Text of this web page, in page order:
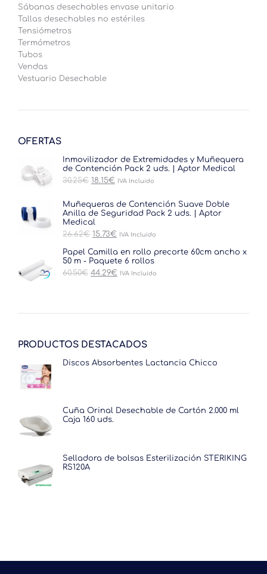
Sábanas desechables envase unitario
Tallas desechables no estériles
Tensiómetros
Termómetros
Tubos
Vendas
Vestuario Desechable
OFERTAS
Inmovilizador de Extremidades y Muñequera
de Contención Pack 2 uds. | Aptor Medical
30.25€ El
era:
30.25€.
18.15€ El
es:
18.15€.
IVA Incluido
Muñequeras de Contención Suave Doble
Anilla de Seguridad Pack 2 uds. | Aptor
Medical
26.62€ El
original
era:
26.62€.
15.73€ El
actual
es:
15.73€.
IVA Incluido
Papel Camilla en rollo precorte 60cm ancho x
50 m - Paquete 6 rollos
60.50€ El
44.29€ El
IVA Incluido
PRODUCTOS DESTACADOS
Discos Absorbentes Lactancia Chicco
Cuña Orinal Desechable de Cartón 2.000 ml
Caja 160 uds.
Selladora de bolsas Esterilización STERIKING
RS120A